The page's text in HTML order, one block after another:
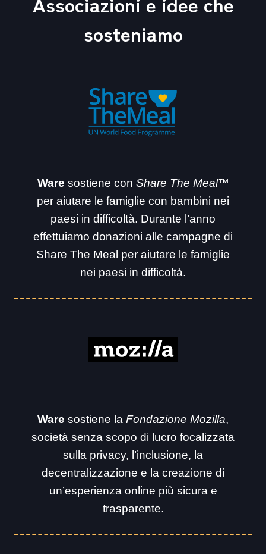
sosteniamo
Ware sostiene con Share The Meal™
per aiutare le famiglie con bambini nei
paesi in difficoltà. Durante l’anno
effettuiamo donazioni alle campagne di
Share The Meal per aiutare le famiglie
nei paesi in difficoltà.
Ware sostiene la Fondazione Mozilla,
società senza scopo di lucro focalizzata
sulla privacy, l’inclusione, la
decentralizzazione e la creazione di
un’esperienza online più sicura e
trasparente.